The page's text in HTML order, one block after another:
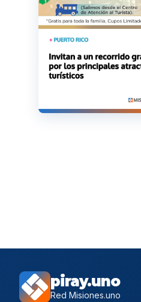
piray.uno
Red Misiones.uno